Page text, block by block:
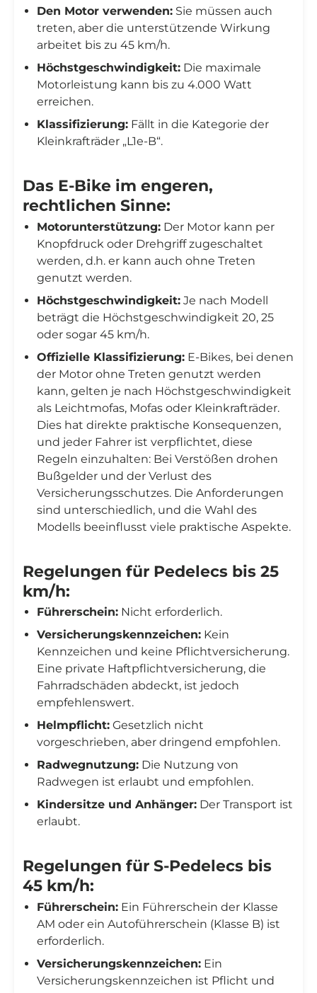
Den Motor verwenden: Sie müssen auch
treten, aber die unterstützende Wirkung
arbeitet bis zu 45 km/h.
Höchstgeschwindigkeit: Die maximale
Motorleistung kann bis zu 4.000 Watt
erreichen.
Klassifizierung: Fällt in die Kategorie der
Kleinkrafträder „L1e-B“.
Das E-Bike im engeren,
rechtlichen Sinne:
Motorunterstützung: Der Motor kann per
Knopfdruck oder Drehgriff zugeschaltet
werden, d.h. er kann auch ohne Treten
genutzt werden.
Höchstgeschwindigkeit: Je nach Modell
beträgt die Höchstgeschwindigkeit 20, 25
oder sogar 45 km/h.
Offizielle Klassifizierung: E-Bikes, bei denen
der Motor ohne Treten genutzt werden
kann, gelten je nach Höchstgeschwindigkeit
als Leichtmofas, Mofas oder Kleinkrafträder.
Dies hat direkte praktische Konsequenzen,
und jeder Fahrer ist verpflichtet, diese
Regeln einzuhalten: Bei Verstößen drohen
Bußgelder und der Verlust des
Versicherungsschutzes. Die Anforderungen
sind unterschiedlich, und die Wahl des
Modells beeinflusst viele praktische Aspekte.
Regelungen für Pedelecs bis 25
km/h:
Führerschein: Nicht erforderlich.
Versicherungskennzeichen: Kein
Kennzeichen und keine Pflichtversicherung.
Eine private Haftpflichtversicherung, die
Fahrradschäden abdeckt, ist jedoch
empfehlenswert.
Helmpflicht: Gesetzlich nicht
vorgeschrieben, aber dringend empfohlen.
Radwegnutzung: Die Nutzung von
Radwegen ist erlaubt und empfohlen.
Kindersitze und Anhänger: Der Transport ist
erlaubt.
Regelungen für S-Pedelecs bis
45 km/h:
Führerschein: Ein Führerschein der Klasse
AM oder ein Autoführerschein (Klasse B) ist
erforderlich.
Versicherungskennzeichen: Ein
Versicherungskennzeichen ist Pflicht und